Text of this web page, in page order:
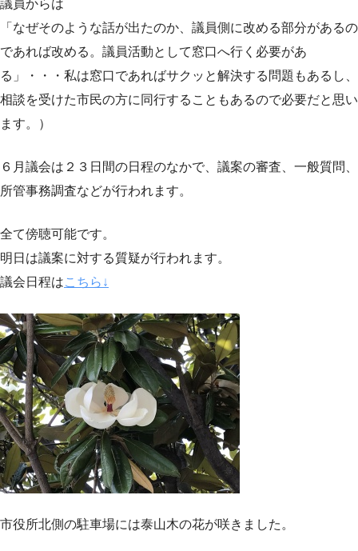
議員からは
「なぜそのような話が出たのか、議員側に改める部分があるの
であれば改める。議員活動として窓口へ行く必要があ
る」・・・私は窓口であればサクッと解決する問題もあるし、
相談を受けた市民の方に同行することもあるので必要だと思い
ます。）
６月議会は２３日間の日程のなかで、議案の審査、一般質問、
所管事務調査などが行われます。
全て傍聴可能です。
明日は議案に対する質疑が行われます。
議会日程はこちら ↓
市役所北側の駐車場には泰山木の花が咲きました。